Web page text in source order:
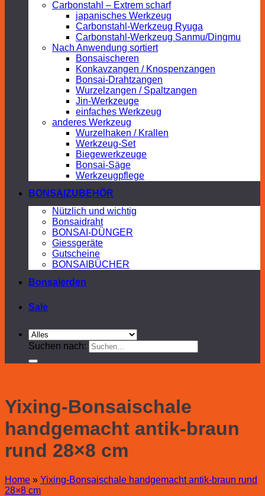
Carbonstahl – Extrem scharf
japanisches Werkzeug
Carbonstahl-Werkzeug Ryuga
Carbonstahl-Werkzeug Sanmu/Dingmu
Nach Anwendung sortiert
Bonsaischeren
Konkavzangen / Knospenzangen
Bonsai-Drahtzangen
Wurzelzangen / Spaltzangen
Jin-Werkzeuge
einfaches Werkzeug
anderes Werkzeug
Wurzelhaken / Krallen
Werkzeug-Set
Biegewerkzeuge
Bonsai-Säge
Werkzeugpflege
BONSAIZUBEHÖR
Nützlich und wichtig
Bonsaidraht
BONSAI-DÜNGER
Giessgeräte
Gutscheine
BONSAIBÜCHER
Bonsaierden
Sale
Suchen nach:
Yixing-Bonsaischale
handgemacht antik-braun
rund 28×8 cm
Home » Yixing-Bonsaischale handgemacht antik-braun rund
28×8 cm